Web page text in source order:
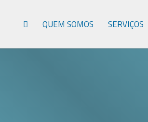
QUEM SOMOS SERVIÇOS